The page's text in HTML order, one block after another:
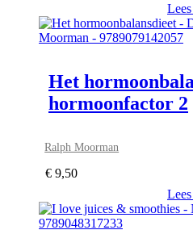
Het
hormoonfactor 2
Ralph Moorman
€ 9,50